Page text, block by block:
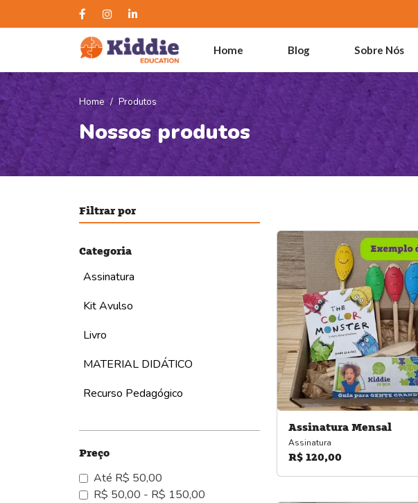
Home Sobre Nós
Blog
Home Produtos
Nossos produtos
Filtrar por
Categoria
Assinatura
Kit Avulso
Livro
MATERIAL DIDÁTICO
Recurso Pedagógico
Preço
Até R$ 50,00
R$ 50,00 - R$ 150,00
Assinatura Mensal
Assinatura
R$ 120,00